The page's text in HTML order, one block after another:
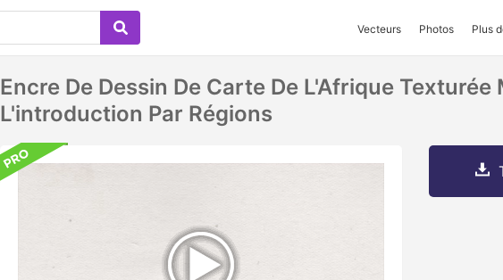
Vecteurs Photos Plus
Encre De Dessin De Carte De L'Afrique
L'introduction Par Régions